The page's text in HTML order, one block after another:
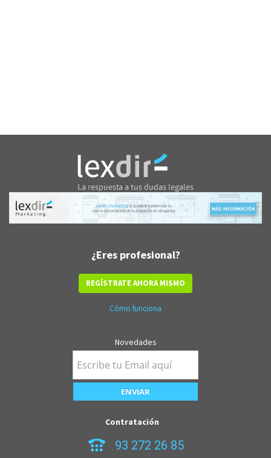
¿Eres profesional?
REGÍSTRATE AHORA MISMO
Cómo funciona
Novedades
Contratación
93 272 26 85